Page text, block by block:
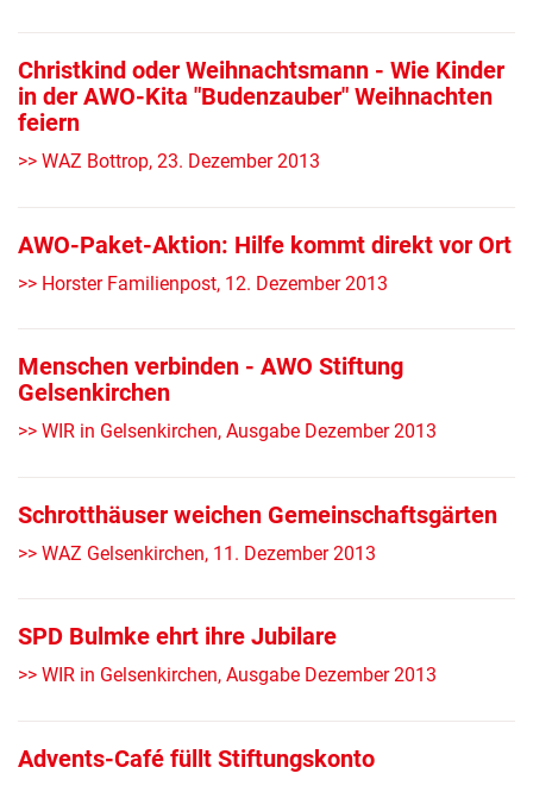
Christkind oder Weihnachtsmann - Wie Kinder
in der AWO-Kita "Budenzauber" Weihnachten
feiern
>> WAZ Bottrop, 23. Dezember 2013
AWO-Paket-Aktion: Hilfe kommt direkt vor Ort
>> Horster Familienpost, 12. Dezember 2013
Menschen verbinden - AWO Stiftung
Gelsenkirchen
>> WIR in Gelsenkirchen, Ausgabe Dezember 2013
Schrotthäuser weichen Gemeinschaftsgärten
>> WAZ Gelsenkirchen, 11. Dezember 2013
SPD Bulmke ehrt ihre Jubilare
>> WIR in Gelsenkirchen, Ausgabe Dezember 2013
Advents-Café füllt Stiftungskonto